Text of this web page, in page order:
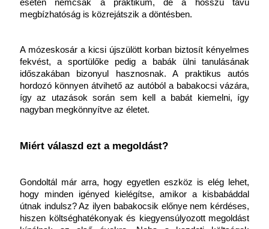
esetén nemcsak a praktikum, de a hosszú távú
megbízhatóság is közrejátszik a döntésben.
A mózeskosár a kicsi újszülött korban biztosít kényelmes
fekvést, a sportülőke pedig a babák ülni tanulásának
időszakában bizonyul hasznosnak. A praktikus autós
hordozó könnyen átvihető az autóból a babakocsi vázára,
így az utazások során sem kell a babát kiemelni, így
nagyban megkönnyítve az életet.
Miért válaszd ezt a megoldást?
Gondoltál már arra, hogy egyetlen eszköz is elég lehet,
hogy minden igényed kielégítse, amikor a kisbabáddal
útnak indulsz? Az ilyen babakocsik előnye nem kérdéses,
hiszen költséghatékonyak és kiegyensúlyozott megoldást